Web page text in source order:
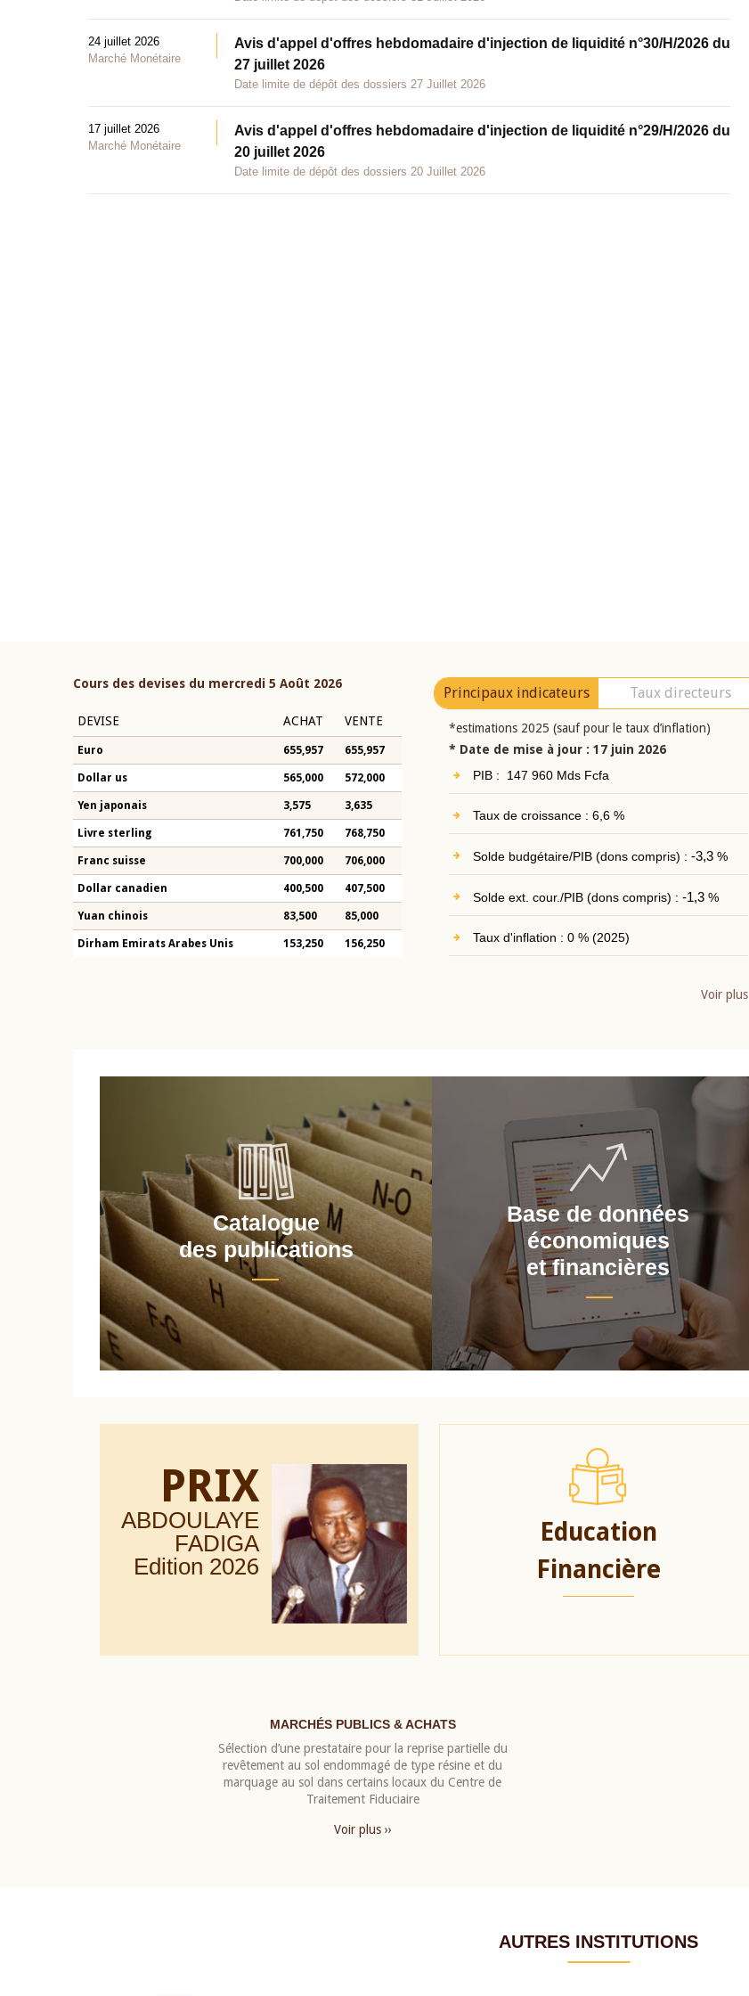
24 juillet 2026
Marché Monétaire
Avis d'appel d'offres hebdomadaire d'injection de liquidité n°30/H/2026 du
27 juillet 2026
Date limite de dépôt des dossiers 27 Juillet 2026
17 juillet 2026
Marché Monétaire
Avis d'appel d'offres hebdomadaire d'injection de liquidité n°29/H/2026 du
20 juillet 2026
Date limite de dépôt des dossiers 20 Juillet 2026
Cours des devises du mercredi 5 Août 2026
DEVISE ACHAT VENTE
Euro 655,957 655,957
Dollar us 565,000 572,000
Yen japonais 3,575 3,635
Livre sterling 761,750 768,750
Franc suisse 700,000 706,000
Dollar canadien 400,500 407,500
Yuan chinois 83,500 85,000
Dirham Emirats Arabes Unis 153,250 156,250
Principaux indicateurs Taux directeurs
*estimations 2025 (sauf pour le taux d’inflation)
* Date de mise à jour : 17 juin 2026
PIB : 147 960 Mds Fcfa
Taux de croissance : 6,6 %
Solde budgétaire/PIB (dons compris) : -3,3%
Solde ext. cour./PIB (dons compris) : -1,3%
Taux d'inflation : 0 % (2025)
Voir plus
Catalogue
des publications
Base de données
économiques
et financières
PRIX
ABDOULAYE
FADIGA
Edition 2026
Education
Financière
MARCHÉS PUBLICS & ACHATS
Sélection d’une prestataire pour la reprise partielle du
revêtement au sol endommagé de type résine et du
marquage au sol dans certains locaux du Centre de
Traitement Fiduciaire
Voir plus ››
AUTRES INSTITUTIONS